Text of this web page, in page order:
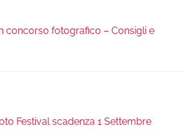
concorso fotografico – Consigli e
Festival scadenza 1 Settembre